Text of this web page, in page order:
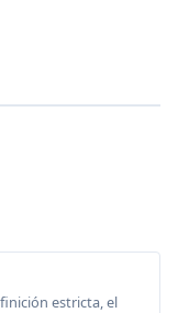
estricta, el